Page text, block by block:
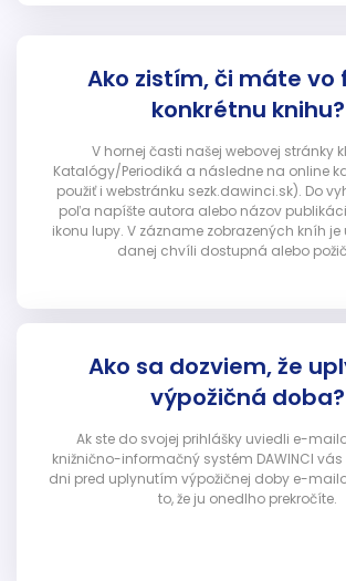
Ako zistím, či máte vo
konkrétnu knihu?
V hornej časti našej webovej stránky
Katalógy/Periodiká a následne na online
použiť i webstránku sezk.dawinci.sk). Do
poľa napíšte autora alebo názov
ikonu lupy. V zázname zobrazených kníh je
danej chvíli dostupná alebo
Ako sa dozviem, že
výpožičná doba?
Ak ste do svojej prihlášky uviedli e-
knižnično-informačný systém DAWINCI
dni pred uplynutím výpožičnej doby e-
to, že ju onedlho prekročíte.